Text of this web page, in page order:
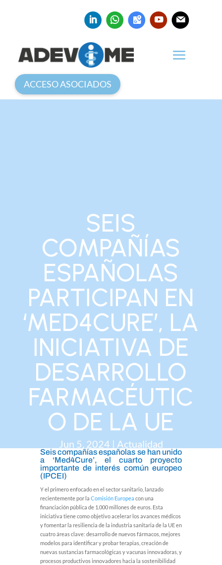
ACCESO ASOCIADOS
SEIS
COMPAÑÍAS
ESPAÑOLAS
PARTICIPAN EN
‘MED4CURE’, LA
INICIATIVA DE
DESARROLLO
FARMACÉUTIC
O DE LA UE
Jun 5, 2024 | Actualidad
Seis compañías españolas se han unido
a ‘Med4Cure’, el cuarto proyecto
importante de interés común europeo
(IPCEI)
Y el primero enfocado en el sector sanitario, lanzado
recientemente por la Comisión Europea con una
financiación pública de 1.000 millones de euros. Esta
iniciativa tiene como objetivo acelerar los avances médicos
y fomentar la resiliencia de la industria sanitaria de la UE en
cuatro áreas clave: desarrollo de nuevos fármacos, mejores
modelos para identificar y probar terapias, creación de
nuevas sustancias farmacológicas y vacunas innovadoras, y
procesos productivos innovadores hacia la sostenibilidad